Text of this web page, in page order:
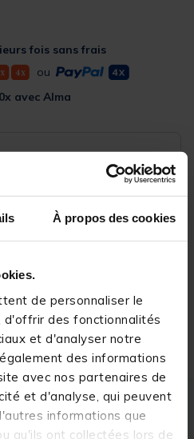
À propos des cookies
de personnaliser le
d'offrir des fonctionnalités
et d'analyser notre
des informations
avec nos partenaires de
et d'analyse, qui peuvent
informations que
qu'ils ont collectées lors de
fois sans frais
ou
avec Alma
voir la disponibilité
en magasin
Spécifications